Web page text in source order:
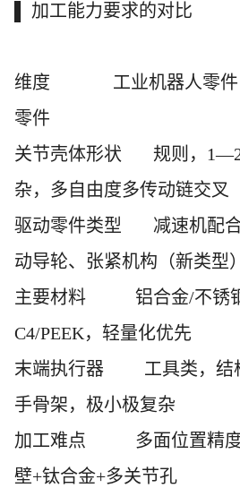
▌ 加工能力要求的对比
维度 工业机器人零件
零件
关节壳体形状
规则，
杂，多自由度多传动链交叉
驱动零件类型
减速机配
动导轮、张紧机构（新类型）
主要材料
铝合金/不
C4/PEEK，轻量化优先
末端执行器
工具类，结
手骨架，极小极复杂
加工难点
多面位置精
壁+钛合金+多关节孔